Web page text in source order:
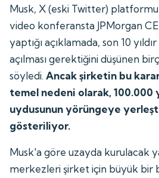
Musk, X (eski Twitter)
video konferansta JPMorgan
yaptığı açıklamada, son 10
açılması gerektiğini düşünen
söyledi.Ancak şirketin bu
temel nedeni olarak, 100.000
uydusunun yörüngeye
gösteriliyor.
Musk'a göre uzayda kurulacak
merkezleri şirket için büyük bir